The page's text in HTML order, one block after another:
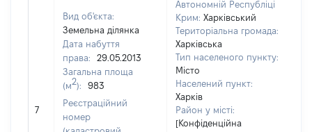
7
Вид об'єкта:
Земельна ділянка
Дата набуття
права:
29.05.2013
Загальна площа
(м2):
983
Реєстраційний
номер
Автономній Республіці
Крим: Харківський
Територіальна громада:
Харківська
Тип населеного пункту:
Місто
Населений пункт:
Харків
Район у місті:
[Конфіденційна